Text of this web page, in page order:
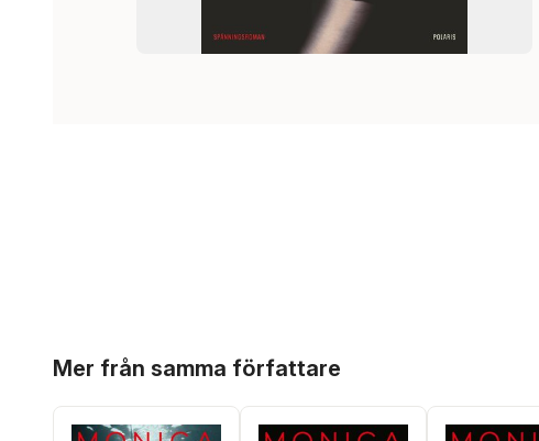
Mer från samma författare